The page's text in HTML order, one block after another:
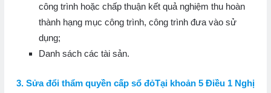
công trình hoặc chấp thuận kết quả nghiệm thu hoàn
thành hạng mục công trình, công trình đưa vào sử
dụng;
Danh sách các tài sản.
3. Sửa đổi thẩm quyền cấp sổ đỏTại khoản 5 Điều 1 Nghị